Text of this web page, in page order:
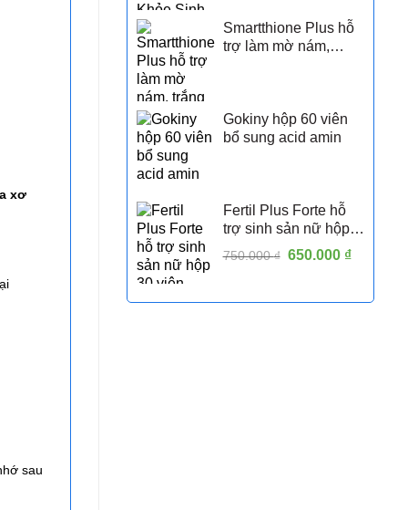
850.000 ₫.
tại
Smartthione Plus hỗ
trợ làm mờ nám,
Gokiny hộp 60 viên
bổ sung acid amin
Fertil Plus Forte hỗ
trợ sinh sản nữ hộp
750.000₫ Giá
650.000 ₫
xơ
sau